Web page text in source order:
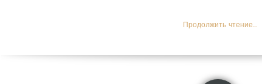
Продолжить чтение...